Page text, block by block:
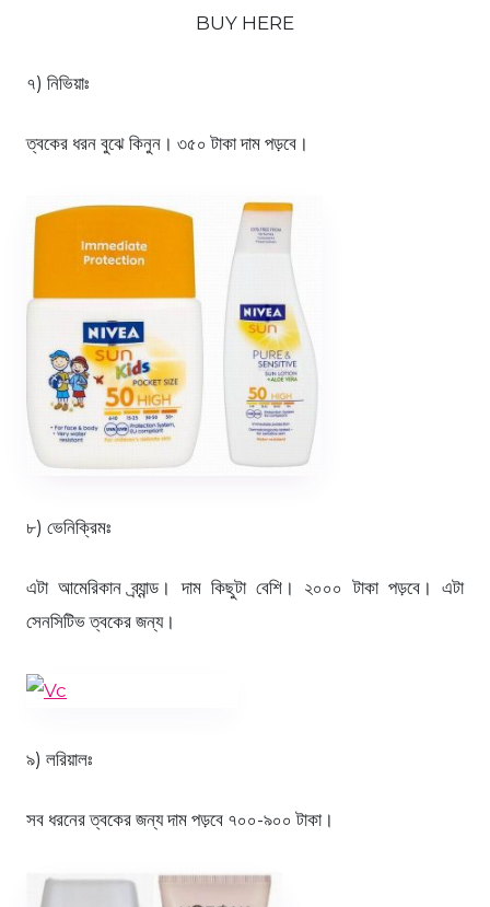
BUY HERE
৭) নিভিয়াঃ
ত্বকের ধরন বুঝে কিনুন। ৩৫০ টাকা দাম পড়বে।
৮) ভেনিক্রিমঃ
এটা আমেরিকান ব্র্যান্ড। দাম কিছুটা বেশি। ২০০০ টাকা পড়বে। এটা
সেনসিটিভ ত্বকের জন্য।
৯) লরিয়ালঃ
সব ধরনের ত্বকের জন্য দাম পড়বে ৭০০-৯০০ টাকা।